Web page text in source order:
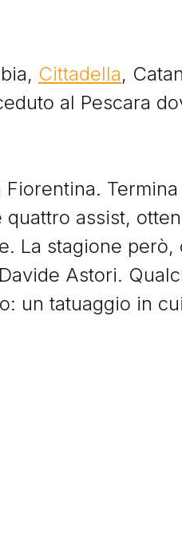
Cittadella,
al Pescara
Termina
assist,
La stagione
Astori.
un tatuaggio in
con un
Storie
© Tacchettidiprovincia.it -